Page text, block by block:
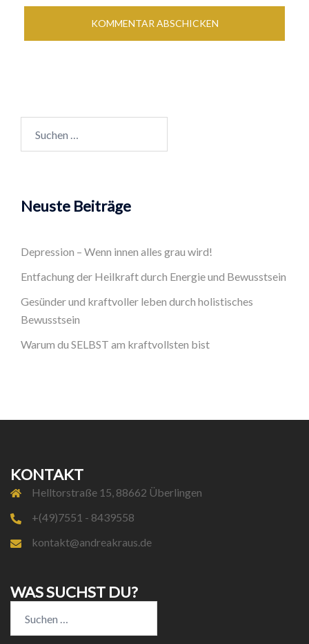
nach:
Neuste Beiträge
Depression – Wenn innen alles grau wird!
Entfachung der Heilkraft durch Energie und Bewusstsein
Gesünder und kraftvoller leben durch holistisches
Bewusstsein
Warum du SELBST am kraftvollsten bist
KONTAKT
Helltorstraße 15, 88662 Überlingen
+(49)7551 - 8439558
kontakt@andreakraus.de
WAS SUCHST DU?
nach: